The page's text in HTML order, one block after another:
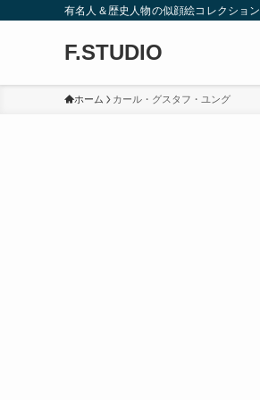
有名人＆歴史人物の似顔絵コレクション
F.STUDIO
ホーム カール・グスタフ・ユング